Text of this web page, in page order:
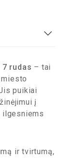
7 rudas – tai
puikiai
į
ilgesniems
ir tvirtumą,